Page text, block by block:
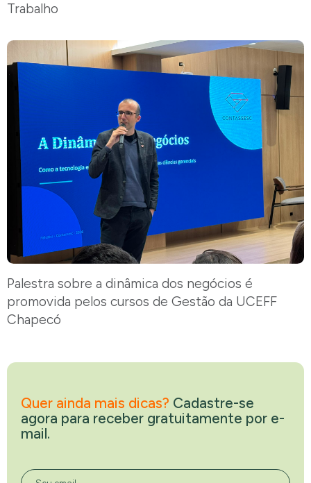
Trabalho
Palestra sobre a dinâmica dos negócios é
promovida pelos cursos de Gestão da UCEFF
Chapecó
Quer ainda mais dicas? Cadastre-se
agora para receber gratuitamente por e-
mail.
Seu email